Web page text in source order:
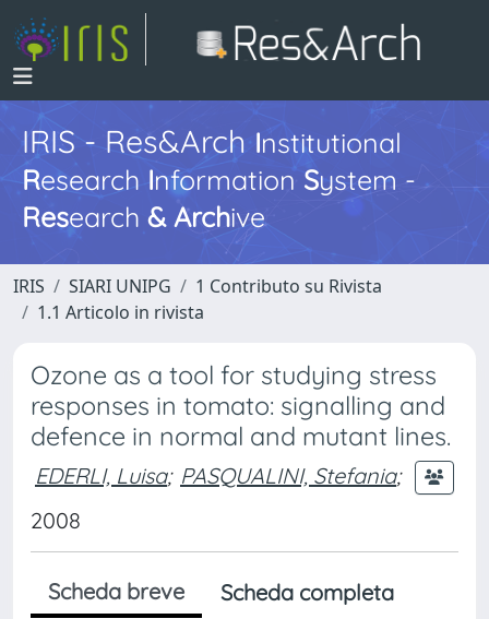
IRIS - Res&ArchInstitutional
Research InformationSystem -
Research & Archive
IRIS SIARI UNIPG
1 Contributo su Rivista
1.1 Articolo in rivista
Ozone as a tool for studying stress
responses in tomato: signalling and
defence in normal and mutant lines.
EDERLI, Luisa; PASQUALINI, Stefania;
2008
Scheda breve
Scheda completa